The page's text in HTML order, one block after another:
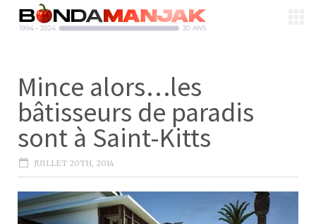
Mince alors…les
bâtisseurs de paradis
sont à Saint-Kitts
JUILLET 20TH, 2014